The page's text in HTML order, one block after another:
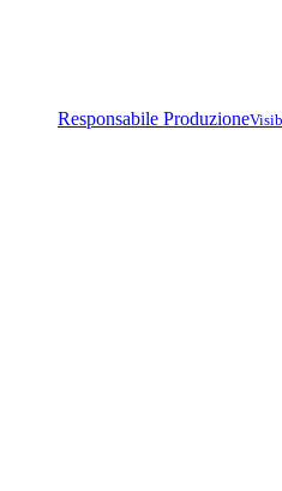
Responsabile Produzione